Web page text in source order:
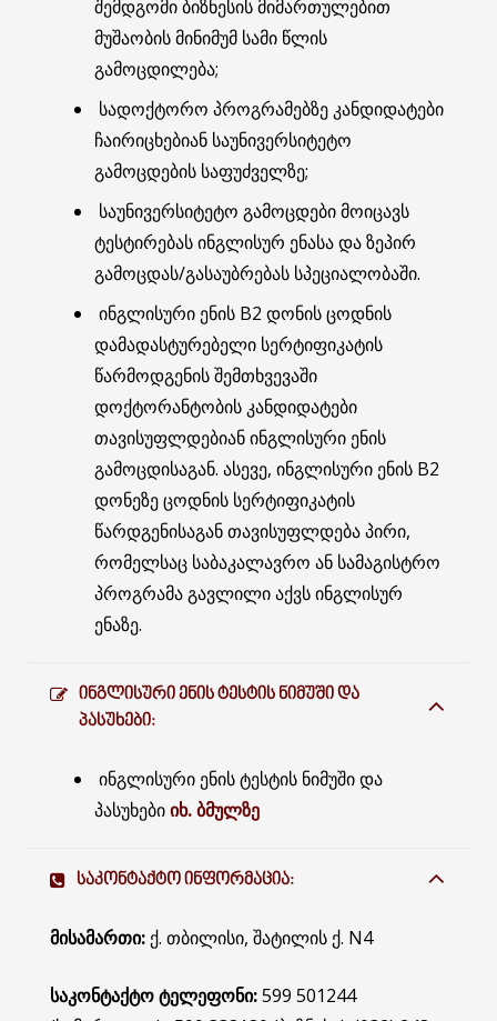
შემდგომი ბიზნესის მიმართულებით
მუშაობის მინიმუმ სამი წლის
გამოცდილება;
სადოქტორო პროგრამებზე კანდიდატები
ჩაირიცხებიან საუნივერსიტეტო
გამოცდების საფუძველზე;
საუნივერსიტეტო გამოცდები მოიცავს
ტესტირებას ინგლისურ ენასა და ზეპირ
გამოცდას/გასაუბრებას სპეციალობაში.
ინგლისური ენის B2 დონის ცოდნის
დამადასტურებელი სერტიფიკატის
წარმოდგენის შემთხვევაში
დოქტორანტობის კანდიდატები
თავისუფლდებიან ინგლისური ენის
გამოცდისაგან. ასევე, ინგლისური ენის B2
დონეზე ცოდნის სერტიფიკატის
წარდგენისაგან თავისუფლდება პირი,
რომელსაც საბაკალავრო ან სამაგისტრო
პროგრამა გავლილი აქვს ინგლისურ
ენაზე.
ᲘᲜᲒᲚᲘᲡᲣᲠᲘ ᲔᲜᲘᲡ ᲢᲔᲡᲢᲘᲡ ᲜᲘᲛᲣᲨᲘ ᲓᲐ
ᲞᲐᲡᲣᲮᲔᲑᲘ:
ინგლისური ენის ტესტის ნიმუში და
პასუხებიიხ. ბმულზე
ᲡᲐᲙᲝᲜᲢᲐᲥᲢᲝ ᲘᲜᲤᲝᲠᲛᲐᲪᲘᲐ:
მისამართი: ქ. თბილისი, შატილის ქ. N4
საკონტაქტო ტელეფონი:599 501244